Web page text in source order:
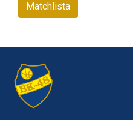
Matchlista